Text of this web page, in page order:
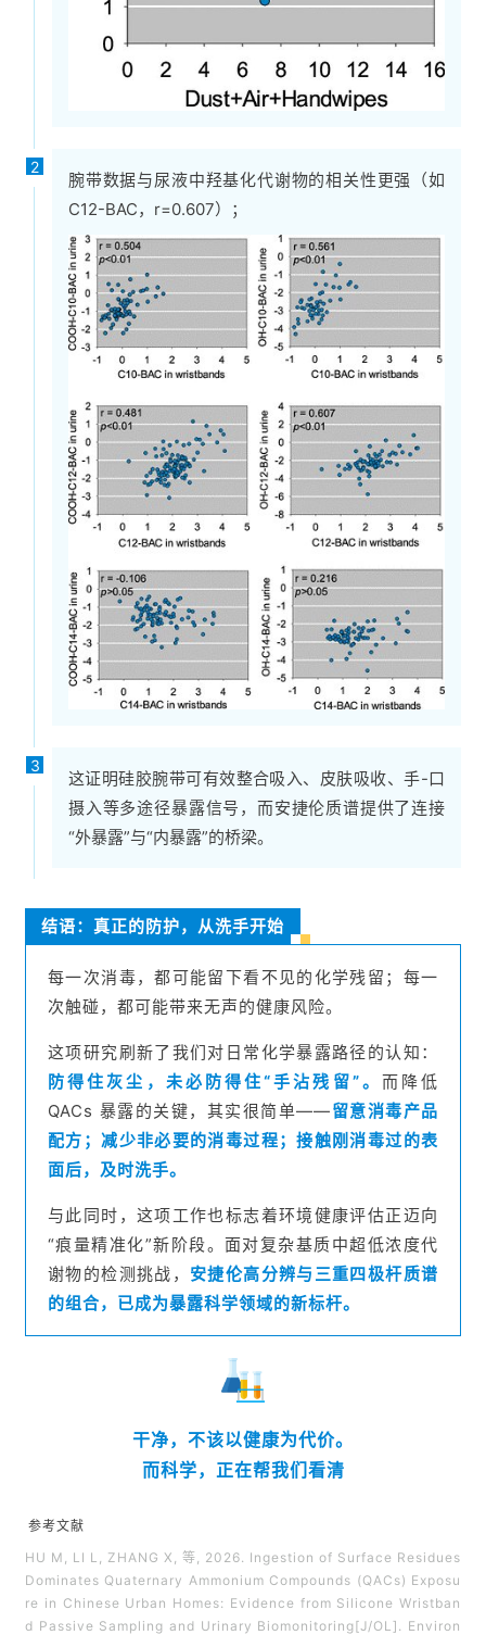
2
腕带数据与尿液中羟基化代谢物的相关性更强（如
C12-BAC，r=0.607）；
3
这证明硅胶腕带可有效整合吸入、皮肤吸收、手-口
摄入等多途径暴露信号，而安捷伦质谱提供了连接
“外暴露”与“内暴露”的桥梁。
结语：真正的防护，从洗手开始
每一次消毒，都可能留下看不见的化学残留；每一
次触碰，都可能带来无声的健康风险。
这项研究刷新了我们对日常化学暴露路径的认知：
防得住灰尘，未必防得住“手沾残留”。 而降低
QACs 暴露的关键，其实很简单——留意消毒产品
配方；减少非必要的消毒过程；接触刚消毒过的表
面后，及时洗手。
与此同时，这项工作也标志着环境健康评估正迈向
“痕量精准化”新阶段。面对复杂基质中超低浓度代
谢物的检测挑战， 安捷伦高分辨与三重四极杆质谱
的组合，已成为暴露科学领域的新标杆。
干净，不该以健康为代价。
而科学，正在帮我们看清
参考文献
HU M, LI L, ZHANG X, 等, 2026. Ingestion of Surface Residues
Dominates Quaternary Ammonium Compounds (QACs) Exposu
re in Chinese Urban Homes: Evidence from Silicone Wristban
d Passive Sampling and Urinary Biomonitoring[J/OL]. Environ